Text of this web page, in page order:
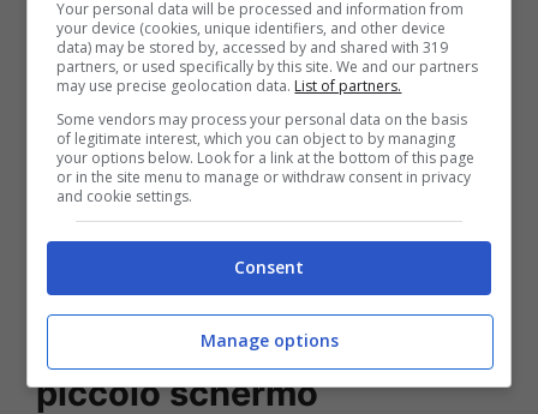
Le presenze di Bassetti sul
piccolo schermo
Your personal data will be processed and information from
your device (cookies, unique identifiers, and other device
data) may be stored by, accessed by and shared with 319
partners, or used specifically by this site. We and our partners
may use precise geolocation data. List of partners.
Some vendors may process your personal data on the basis
of legitimate interest, which you can object to by managing
your options below. Look for a link at the bottom of this page
or in the site menu to manage or withdraw consent in privacy
and cookie settings.
Consent
Manage options